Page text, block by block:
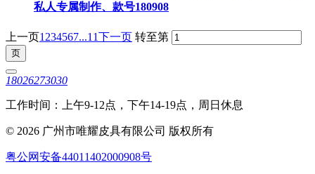
私人专属制作、款号180908
上一页1 234567...11下一页 转至第
18026273030
工作时间：上午9-12点，下午14-19点，周日休息
© 2026 广州市唯耀皮具有限公司 版权所有
粤公网安备44011402000908号